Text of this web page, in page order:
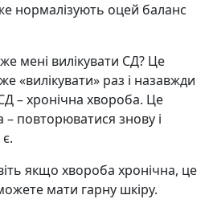
нормалізують оцей баланс
мені вилікувати СД? Це
«вилікувати» раз і назавжди
– хронічна хвороба. Це
– повторюватися знову і
якщо хвороба хронічна, це
мати гарну шкіру.